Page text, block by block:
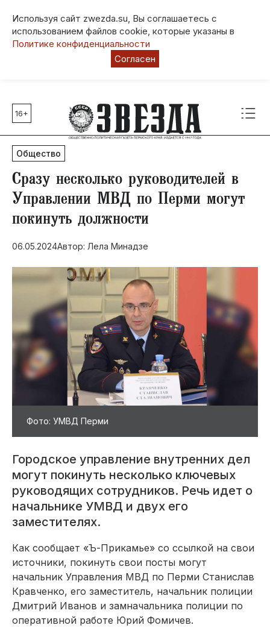
Используя сайт zwezda.su, Вы соглашаетесь с
использованием файлов cookie, которые указаны в
Политике конфиденциальности
Согласен
Главные темы
80 лет Победы
Молодежная столица РФ
СВО
Выборы в Пермском крае
Социальная поддержка
Инфраструктура
Благоустройство
16+
Общество
Сразу несколько руководителей в
Управлении МВД по Перми могут
покинуть должности
06.05.2024Автор: Лела Минадзе
Фото: УМВД Перми
Городское управление внутренних дел
могут покинуть несколько ключевых
руководящих сотрудников. Речь идет о
начальнике УМВД и двух его
заместителях.
Как сообщает «Ъ-Прикамье» со ссылкой на свои
источники, покинуть свои посты могут
начальник Управления МВД по Перми Станислав
Кравченко, его заместитель, начальник полиции
Дмитрий Иванов и замначальника полиции по
оперативной работе Юрий Фомичев.